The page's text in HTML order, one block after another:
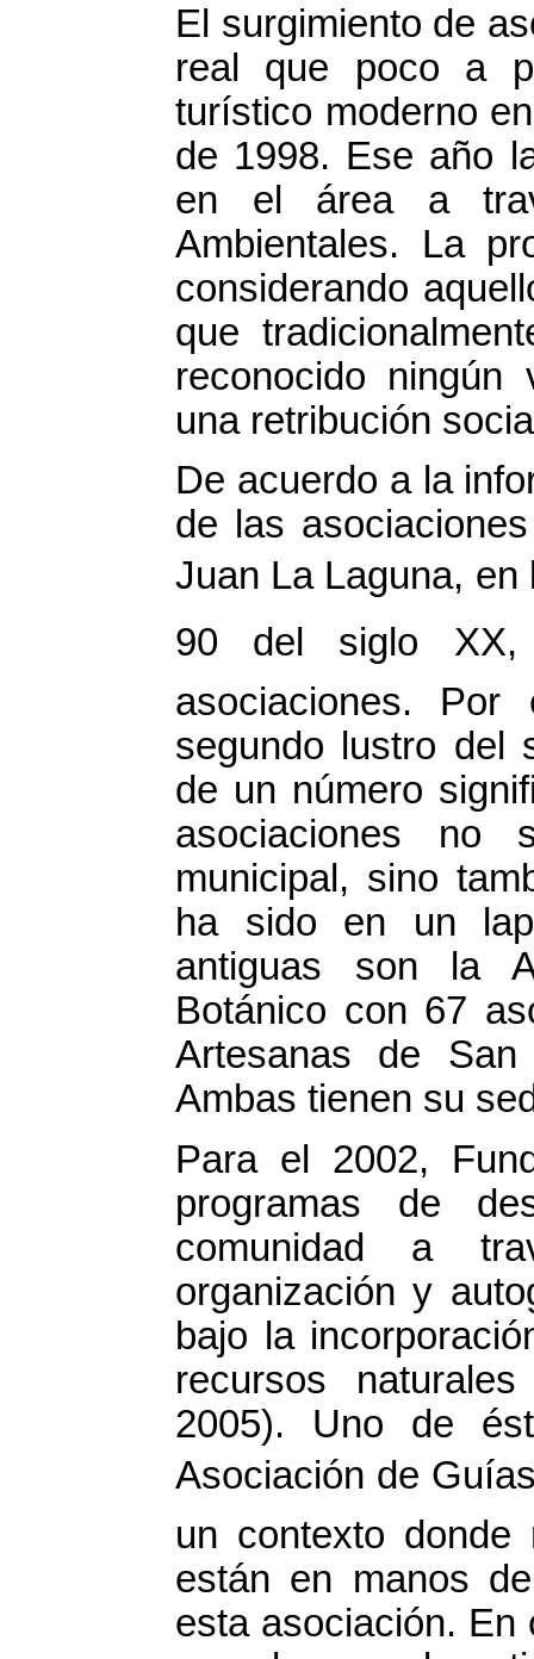
El surgimiento de
real que poco a
turístico moderno
de 1998. Ese año
en el área a
Ambientales. La
considerando
que
reconocido ningún
una retribución
De acuerdo a la
de las
Juan La Laguna, en
90 del siglo
asociaciones.
segundo lustro del
de un número
asociaciones
municipal, sino
ha sido en un
antiguas son la
Botánico con 67
Artesanas de
Ambas tienen su
Para el 2002,
programas de
comunidad a
organización y
bajo la
recursos
2005). Uno de
Asociación de
un contexto
están en manos
esta asociación. En